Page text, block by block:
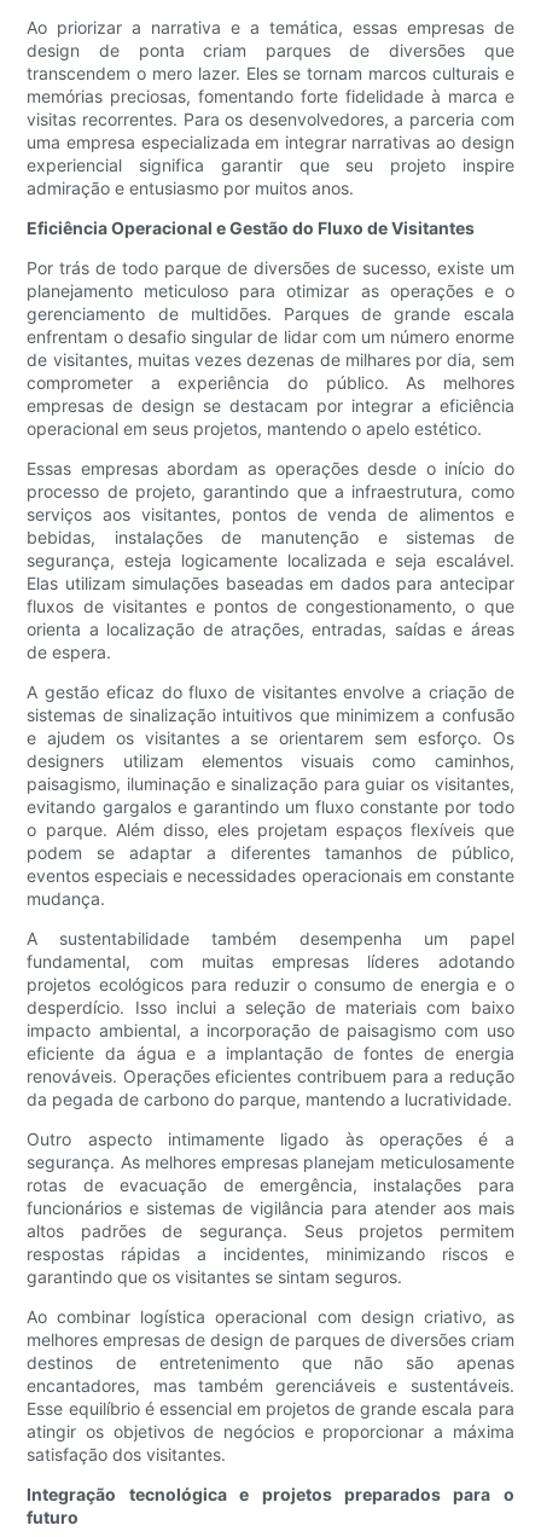
Ao priorizar a narrativa e a temática, essas empresas de
design de ponta criam parques de diversões que
transcendem o mero lazer. Eles se tornam marcos culturais e
memórias preciosas, fomentando forte fidelidade à marca e
visitas recorrentes. Para os desenvolvedores, a parceria com
uma empresa especializada em integrar narrativas ao design
experiencial significa garantir que seu projeto inspire
admiração e entusiasmo por muitos anos.
Eficiência Operacional e Gestão do Fluxo de Visitantes
Por trás de todo parque de diversões de sucesso, existe um
planejamento meticuloso para otimizar as operações e o
gerenciamento de multidões. Parques de grande escala
enfrentam o desafio singular de lidar com um número enorme
de visitantes, muitas vezes dezenas de milhares por dia, sem
comprometer a experiência do público. As melhores
empresas de design se destacam por integrar a eficiência
operacional em seus projetos, mantendo o apelo estético.
Essas empresas abordam as operações desde o início do
processo de projeto, garantindo que a infraestrutura, como
serviços aos visitantes, pontos de venda de alimentos e
bebidas, instalações de manutenção e sistemas de
segurança, esteja logicamente localizada e seja escalável.
Elas utilizam simulações baseadas em dados para antecipar
fluxos de visitantes e pontos de congestionamento, o que
orienta a localização de atrações, entradas, saídas e áreas
de espera.
A gestão eficaz do fluxo de visitantes envolve a criação de
sistemas de sinalização intuitivos que minimizem a confusão
e ajudem os visitantes a se orientarem sem esforço. Os
designers utilizam elementos visuais como caminhos,
paisagismo, iluminação e sinalização para guiar os visitantes,
evitando gargalos e garantindo um fluxo constante por todo
o parque. Além disso, eles projetam espaços flexíveis que
podem se adaptar a diferentes tamanhos de público,
eventos especiais e necessidades operacionais em constante
mudança.
A sustentabilidade também desempenha um papel
fundamental, com muitas empresas líderes adotando
projetos ecológicos para reduzir o consumo de energia e o
desperdício. Isso inclui a seleção de materiais com baixo
impacto ambiental, a incorporação de paisagismo com uso
eficiente da água e a implantação de fontes de energia
renováveis. Operações eficientes contribuem para a redução
da pegada de carbono do parque, mantendo a lucratividade.
Outro aspecto intimamente ligado às operações é a
segurança. As melhores empresas planejam meticulosamente
rotas de evacuação de emergência, instalações para
funcionários e sistemas de vigilância para atender aos mais
altos padrões de segurança. Seus projetos permitem
respostas rápidas a incidentes, minimizando riscos e
garantindo que os visitantes se sintam seguros.
Ao combinar logística operacional com design criativo, as
melhores empresas de design de parques de diversões criam
destinos de entretenimento que não são apenas
encantadores, mas também gerenciáveis ​​e sustentáveis.
Esse equilíbrio é essencial em projetos de grande escala para
atingir os objetivos de negócios e proporcionar a máxima
satisfação dos visitantes.
Integração tecnológica e projetos preparados para o
futuro